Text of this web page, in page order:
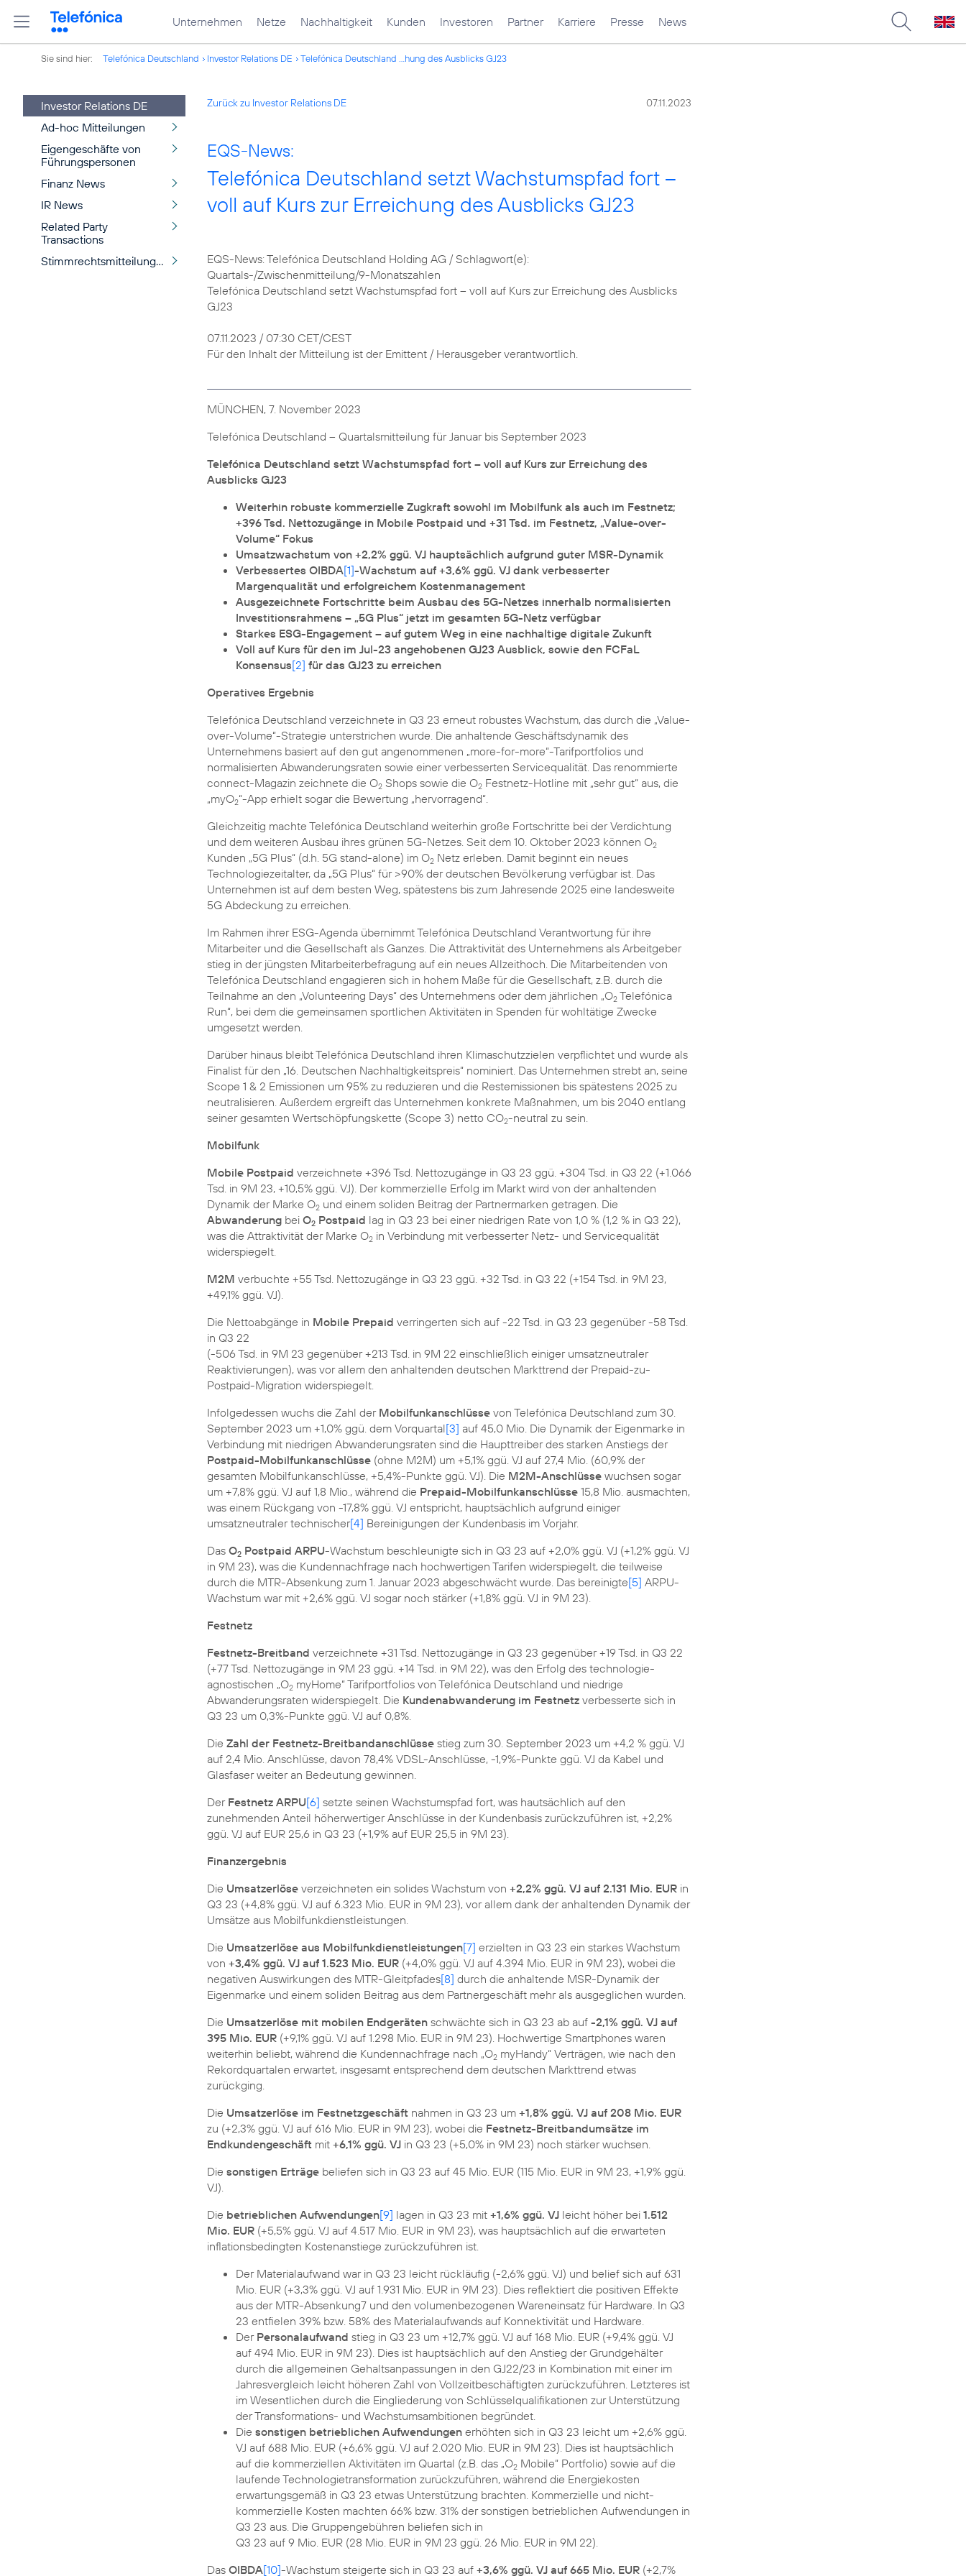
Unternehmen Netze Nachhaltigkeit Kunden Investoren Partner Karriere Presse News
Sie sind hier: Telefónica Deutschland Investor Relations DE Telefónica Deutschland ...hung des Ausblicks GJ23
Investor Relations DE
Ad-hoc Mitteilungen
Eigengeschäfte von
Führungspersonen
Finanz News
IR News
Related Party
Transactions
Stimmrechtsmitteilungen
Zurück zu Investor Relations DE 07.11.2023
EQS-News:
Telefónica Deutschland setzt Wachstumspfad fort –
voll auf Kurs zur Erreichung des Ausblicks GJ23
EQS-News: Telefónica Deutschland Holding AG / Schlagwort(e):
Quartals-/Zwischenmitteilung/9-Monatszahlen
Telefónica Deutschland setzt Wachstumspfad fort – voll auf Kurs zur Erreichung des Ausblicks
GJ23
07.11.2023 / 07:30 CET/CEST
Für den Inhalt der Mitteilung ist der Emittent / Herausgeber verantwortlich.
MÜNCHEN, 7. November 2023
Telefónica Deutschland – Quartalsmitteilung für Januar bis September 2023
Telefónica Deutschland setzt Wachstumspfad fort – voll auf Kurs zur Erreichung des
Ausblicks GJ23
Weiterhin robuste kommerzielle Zugkraft sowohl im Mobilfunk als auch im Festnetz;
+396 Tsd. Nettozugänge in Mobile Postpaid und +31 Tsd. im Festnetz, „Value-over-
Volume“ Fokus
Umsatzwachstum von +2,2% ggü. VJ hauptsächlich aufgrund guter MSR-Dynamik
Verbessertes OIBDA[1]-Wachstum auf +3,6% ggü. VJ dank verbesserter
Margenqualität und erfolgreichem Kostenmanagement
Ausgezeichnete Fortschritte beim Ausbau des 5G-Netzes innerhalb normalisierten
Investitionsrahmens – „5G Plus“ jetzt im gesamten 5G-Netz verfügbar
Starkes ESG-Engagement – auf gutem Weg in eine nachhaltige digitale Zukunft
Voll auf Kurs für den im Jul-23 angehobenen GJ23 Ausblick, sowie den FCFaL
Konsensus[2] für das GJ23 zu erreichen
Operatives Ergebnis
Telefónica Deutschland verzeichnete in Q3 23 erneut robustes Wachstum, das durch die „Value-
over-Volume“-Strategie unterstrichen wurde. Die anhaltende Geschäftsdynamik des
Unternehmens basiert auf den gut angenommenen „more-for-more“-Tarifportfolios und
normalisierten Abwanderungsraten sowie einer verbesserten Servicequalität. Das renommierte
connect-Magazin zeichnete die O2 Shops sowie die O2 Festnetz-Hotline mit „sehr gut“ aus, die
„myO2“-App erhielt sogar die Bewertung „hervorragend“.
Gleichzeitig machte Telefónica Deutschland weiterhin große Fortschritte bei der Verdichtung
und dem weiteren Ausbau ihres grünen 5G-Netzes. Seit dem 10. Oktober 2023 können O2
Kunden „5G Plus“ (d.h. 5G stand-alone) im O2 Netz erleben. Damit beginnt ein neues
Technologiezeitalter, da „5G Plus“ für >90% der deutschen Bevölkerung verfügbar ist. Das
Unternehmen ist auf dem besten Weg, spätestens bis zum Jahresende 2025 eine landesweite
5G Abdeckung zu erreichen.
Im Rahmen ihrer ESG-Agenda übernimmt Telefónica Deutschland Verantwortung für ihre
Mitarbeiter und die Gesellschaft als Ganzes. Die Attraktivität des Unternehmens als Arbeitgeber
stieg in der jüngsten Mitarbeiterbefragung auf ein neues Allzeithoch. Die Mitarbeitenden von
Telefónica Deutschland engagieren sich in hohem Maße für die Gesellschaft, z.B. durch die
Teilnahme an den „Volunteering Days“ des Unternehmens oder dem jährlichen „O2 Telefónica
Run“, bei dem die gemeinsamen sportlichen Aktivitäten in Spenden für wohltätige Zwecke
umgesetzt werden.
Darüber hinaus bleibt Telefónica Deutschland ihren Klimaschutzzielen verpflichtet und wurde als
Finalist für den „16. Deutschen Nachhaltigkeitspreis“ nominiert. Das Unternehmen strebt an, seine
Scope 1 & 2 Emissionen um 95% zu reduzieren und die Restemissionen bis spätestens 2025 zu
neutralisieren. Außerdem ergreift das Unternehmen konkrete Maßnahmen, um bis 2040 entlang
seiner gesamten Wertschöpfungskette (Scope 3) netto CO2-neutral zu sein.
Mobilfunk
Mobile Postpaid verzeichnete +396 Tsd. Nettozugänge in Q3 23 ggü. +304 Tsd. in Q3 22 (+1.066
Tsd. in 9M 23, +10,5% ggü. VJ). Der kommerzielle Erfolg im Markt wird von der anhaltenden
Dynamik der Marke O2 und einem soliden Beitrag der Partnermarken getragen. Die
Abwanderung bei O2 Postpaid lag in Q3 23 bei einer niedrigen Rate von 1,0 % (1,2 % in Q3 22),
was die Attraktivität der Marke O2 in Verbindung mit verbesserter Netz- und Servicequalität
widerspiegelt.
M2M verbuchte +55 Tsd. Nettozugänge in Q3 23 ggü. +32 Tsd. in Q3 22 (+154 Tsd. in 9M 23,
+49,1% ggü. VJ).
Die Nettoabgänge in Mobile Prepaid verringerten sich auf -22 Tsd. in Q3 23 gegenüber -58 Tsd.
in Q3 22
(-506 Tsd. in 9M 23 gegenüber +213 Tsd. in 9M 22 einschließlich einiger umsatzneutraler
Reaktivierungen), was vor allem den anhaltenden deutschen Markttrend der Prepaid-zu-
Postpaid-Migration widerspiegelt.
Infolgedessen wuchs die Zahl der Mobilfunkanschlüsse von Telefónica Deutschland zum 30.
September 2023 um +1,0% ggü. dem Vorquartal[3] auf 45,0 Mio. Die Dynamik der Eigenmarke in
Verbindung mit niedrigen Abwanderungsraten sind die Haupttreiber des starken Anstiegs der
Postpaid-Mobilfunkanschlüsse (ohne M2M) um +5,1% ggü. VJ auf 27,4 Mio. (60,9% der
gesamten Mobilfunkanschlüsse, +5,4%-Punkte ggü. VJ). Die M2M-Anschlüsse wuchsen sogar
um +7,8% ggü. VJ auf 1,8 Mio., während die Prepaid-Mobilfunkanschlüsse 15,8 Mio. ausmachten,
was einem Rückgang von -17,8% ggü. VJ entspricht, hauptsächlich aufgrund einiger
umsatzneutraler technischer[4] Bereinigungen der Kundenbasis im Vorjahr.
Das O2 Postpaid ARPU-Wachstum beschleunigte sich in Q3 23 auf +2,0% ggü. VJ (+1,2% ggü. VJ
in 9M 23), was die Kundennachfrage nach hochwertigen Tarifen widerspiegelt, die teilweise
durch die MTR-Absenkung zum 1. Januar 2023 abgeschwächt wurde. Das bereinigte[5] ARPU-
Wachstum war mit +2,6% ggü. VJ sogar noch stärker (+1,8% ggü. VJ in 9M 23).
Festnetz
Festnetz-Breitband verzeichnete +31 Tsd. Nettozugänge in Q3 23 gegenüber +19 Tsd. in Q3 22
(+77 Tsd. Nettozugänge in 9M 23 ggü. +14 Tsd. in 9M 22), was den Erfolg des technologie-
agnostischen „O2 myHome“ Tarifportfolios von Telefónica Deutschland und niedrige
Abwanderungsraten widerspiegelt. Die Kundenabwanderung im Festnetz verbesserte sich in
Q3 23 um 0,3%-Punkte ggü. VJ auf 0,8%.
Die Zahl der Festnetz-Breitbandanschlüsse stieg zum 30. September 2023 um +4,2 % ggü. VJ
auf 2,4 Mio. Anschlüsse, davon 78,4% VDSL-Anschlüsse, -1,9%-Punkte ggü. VJ da Kabel und
Glasfaser weiter an Bedeutung gewinnen.
Der Festnetz ARPU[6] setzte seinen Wachstumspfad fort, was hautsächlich auf den
zunehmenden Anteil höherwertiger Anschlüsse in der Kundenbasis zurückzuführen ist, +2,2%
ggü. VJ auf EUR 25,6 in Q3 23 (+1,9% auf EUR 25,5 in 9M 23).
Finanzergebnis
Die Umsatzerlöse verzeichneten ein solides Wachstum von +2,2% ggü. VJ auf 2.131 Mio. EUR in
Q3 23 (+4,8% ggü. VJ auf 6.323 Mio. EUR in 9M 23), vor allem dank der anhaltenden Dynamik der
Umsätze aus Mobilfunkdienstleistungen.
Die Umsatzerlöse aus Mobilfunkdienstleistungen[7] erzielten in Q3 23 ein starkes Wachstum
von +3,4% ggü. VJ auf 1.523 Mio. EUR (+4,0% ggü. VJ auf 4.394 Mio. EUR in 9M 23), wobei die
negativen Auswirkungen des MTR-Gleitpfades[8] durch die anhaltende MSR-Dynamik der
Eigenmarke und einem soliden Beitrag aus dem Partnergeschäft mehr als ausgeglichen wurden.
Die Umsatzerlöse mit mobilen Endgeräten schwächte sich in Q3 23 ab auf -2,1% ggü. VJ auf
395 Mio. EUR (+9,1% ggü. VJ auf 1.298 Mio. EUR in 9M 23). Hochwertige Smartphones waren
weiterhin beliebt, während die Kundennachfrage nach „O2 myHandy“ Verträgen, wie nach den
Rekordquartalen erwartet, insgesamt entsprechend dem deutschen Markttrend etwas
zurückging.
Die Umsatzerlöse im Festnetzgeschäft nahmen in Q3 23 um +1,8% ggü. VJ auf 208 Mio. EUR
zu (+2,3% ggü. VJ auf 616 Mio. EUR in 9M 23), wobei die Festnetz-Breitbandumsätze im
Endkundengeschäft mit +6,1% ggü. VJ in Q3 23 (+5,0% in 9M 23) noch stärker wuchsen.
Die sonstigen Erträge beliefen sich in Q3 23 auf 45 Mio. EUR (115 Mio. EUR in 9M 23, +1,9% ggü.
VJ).
Die betrieblichen Aufwendungen[9] lagen in Q3 23 mit +1,6% ggü. VJ leicht höher bei 1.512
Mio. EUR (+5,5% ggü. VJ auf 4.517 Mio. EUR in 9M 23), was hauptsächlich auf die erwarteten
inflationsbedingten Kostenanstiege zurückzuführen ist.
Der Materialaufwand war in Q3 23 leicht rückläufig (-2,6% ggü. VJ) und belief sich auf 631
Mio. EUR (+3,3% ggü. VJ auf 1.931 Mio. EUR in 9M 23). Dies reflektiert die positiven Effekte
aus der MTR-Absenkung7 und den volumenbezogenen Wareneinsatz für Hardware. In Q3
23 entfielen 39% bzw. 58% des Materialaufwands auf Konnektivität und Hardware.
Der Personalaufwand stieg in Q3 23 um +12,7% ggü. VJ auf 168 Mio. EUR (+9,4% ggü. VJ
auf 494 Mio. EUR in 9M 23). Dies ist hauptsächlich auf den Anstieg der Grundgehälter
durch die allgemeinen Gehaltsanpassungen in den GJ22/23 in Kombination mit einer im
Jahresvergleich leicht höheren Zahl von Vollzeitbeschäftigten zurückzuführen. Letzteres ist
im Wesentlichen durch die Eingliederung von Schlüsselqualifikationen zur Unterstützung
der Transformations- und Wachstumsambitionen begründet.
Die sonstigen betrieblichen Aufwendungen erhöhten sich in Q3 23 leicht um +2,6% ggü.
VJ auf 688 Mio. EUR (+6,6% ggü. VJ auf 2.020 Mio. EUR in 9M 23). Dies ist hauptsächlich
auf die kommerziellen Aktivitäten im Quartal (z.B. das „O2 Mobile“ Portfolio) sowie auf die
laufende Technologietransformation zurückzuführen, während die Energiekosten
erwartungsgemäß in Q3 23 etwas Unterstützung brachten. Kommerzielle und nicht-
kommerzielle Kosten machten 66% bzw. 31% der sonstigen betrieblichen Aufwendungen in
Q3 23 aus. Die Gruppengebühren beliefen sich in
Q3 23 auf 9 Mio. EUR (28 Mio. EUR in 9M 23 ggü. 26 Mio. EUR in 9M 22).
Das OIBDA[10]-Wachstum steigerte sich in Q3 23 auf +3,6% ggü. VJ auf 665 Mio. EUR (+2,7%